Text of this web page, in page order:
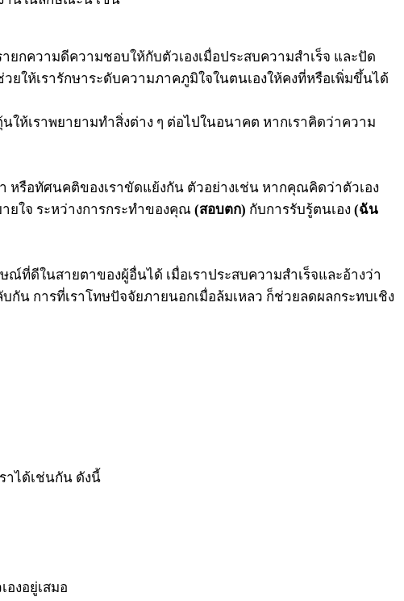
ยกความดีความชอบให้กับตัวเองเมื่อประสบความสำเร็จ และปัด
ยให้เรารักษาระดับความภาคภูมิใจในตนเองให้คงที่หรือเพิ่มขึ้นได้
ให้เราพยายามทำสิ่งต่าง ๆ ต่อไปในอนาคต หากเราคิดว่าความ
หรือทัศนคติของเราขัดแย้งกัน ตัวอย่างเช่น หากคุณคิดว่าตัวเอง
ใจ ระหว่างการกระทำของคุณ (สอบตก) กับการรับรู้ตนเอง (ฉัน
ณ์ที่ดีในสายตาของผู้อื่นได้ เมื่อเราประสบความสำเร็จและอ้างว่า
น การที่เราโทษปัจจัยภายนอกเมื่อล้มเหลว ก็ช่วยลดผลกระทบเชิง
าได้เช่นกัน ดังนี้
องอยู่เสมอ